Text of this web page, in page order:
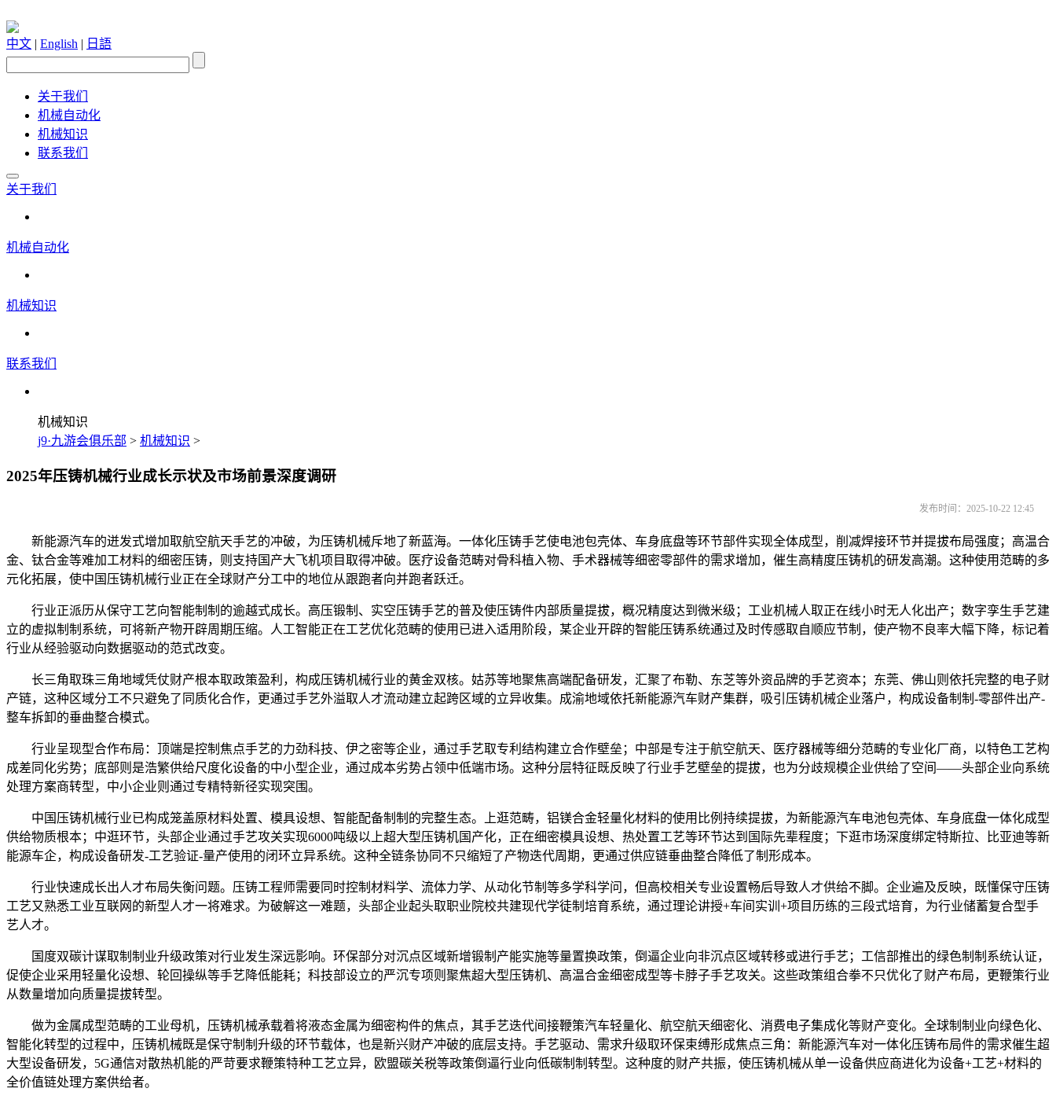
中文 | English | 日語
关于我们
机械自动化
机械知识
联系我们
关于我们
机械自动化
机械知识
联系我们
机械知识
j9·九游会俱乐部 > 机械知识 >
2025年压铸机械行业成长示状及市场前景深度调研
发布时间：2025-10-22 12:45
新能源汽车的迸发式增加取航空航天手艺的冲破，为压铸机械斥地了新蓝海。一体化压铸手艺使电池包壳体、车身底盘等环节部件实现全体成型，削减焊接环节并提拔布局强度；高温合
金、钛合金等难加工材料的细密压铸，则支持国产大飞机项目取得冲破。医疗设备范畴对骨科植入物、手术器械等细密零部件的需求增加，催生高精度压铸机的研发高潮。这种使用范畴的多
元化拓展，使中国压铸机械行业正在全球财产分工中的地位从跟跑者向并跑者跃迁。
行业正派历从保守工艺向智能制制的逾越式成长。高压锻制、实空压铸手艺的普及使压铸件内部质量提拔，概况精度达到微米级；工业机械人取正在线小时无人化出产；数字孪生手艺建
立的虚拟制制系统，可将新产物开辟周期压缩。人工智能正在工艺优化范畴的使用已进入适用阶段，某企业开辟的智能压铸系统通过及时传感取自顺应节制，使产物不良率大幅下降，标记着
行业从经验驱动向数据驱动的范式改变。
长三角取珠三角地域凭仗财产根本取政策盈利，构成压铸机械行业的黄金双核。姑苏等地聚焦高端配备研发，汇聚了布勒、东芝等外资品牌的手艺资本；东莞、佛山则依托完整的电子财
产链，这种区域分工不只避免了同质化合作，更通过手艺外溢取人才流动建立起跨区域的立异收集。成渝地域依托新能源汽车财产集群，吸引压铸机械企业落户，构成设备制制-零部件出产-
整车拆卸的垂曲整合模式。
行业呈现型合作布局：顶端是控制焦点手艺的力劲科技、伊之密等企业，通过手艺取专利结构建立合作壁垒；中部是专注于航空航天、医疗器械等细分范畴的专业化厂商，以特色工艺构
成差同化劣势；底部则是浩繁供给尺度化设备的中小型企业，通过成本劣势占领中低端市场。这种分层特征既反映了行业手艺壁垒的提拔，也为分歧规模企业供给了空间——头部企业向系统
处理方案商转型，中小企业则通过专精特新径实现突围。
中国压铸机械行业已构成笼盖原材料处置、模具设想、智能配备制制的完整生态。上逛范畴，铝镁合金轻量化材料的使用比例持续提拔，为新能源汽车电池包壳体、车身底盘一体化成型
供给物质根本；中逛环节，头部企业通过手艺攻关实现6000吨级以上超大型压铸机国产化，正在细密模具设想、热处置工艺等环节达到国际先辈程度；下逛市场深度绑定特斯拉、比亚迪等新
能源车企，构成设备研发-工艺验证-量产使用的闭环立异系统。这种全链条协同不只缩短了产物迭代周期，更通过供应链垂曲整合降低了制形成本。
行业快速成长出人才布局失衡问题。压铸工程师需要同时控制材料学、流体力学、从动化节制等多学科学问，但高校相关专业设置畅后导致人才供给不脚。企业遍及反映，既懂保守压铸
工艺又熟悉工业互联网的新型人才一将难求。为破解这一难题，头部企业起头取职业院校共建现代学徒制培育系统，通过理论讲授+车间实训+项目历练的三段式培育，为行业储蓄复合型手
艺人才。
国度双碳计谋取制制业升级政策对行业发生深远影响。环保部分对沉点区域新增锻制产能实施等量置换政策，倒逼企业向非沉点区域转移或进行手艺；工信部推出的绿色制制系统认证，
促使企业采用轻量化设想、轮回操纵等手艺降低能耗；科技部设立的严沉专项则聚焦超大型压铸机、高温合金细密成型等卡脖子手艺攻关。这些政策组合拳不只优化了财产布局，更鞭策行业
从数量增加向质量提拔转型。
做为金属成型范畴的工业母机，压铸机械承载着将液态金属为细密构件的焦点，其手艺迭代间接鞭策汽车轻量化、航空航天细密化、消费电子集成化等财产变化。全球制制业向绿色化、
智能化转型的过程中，压铸机械既是保守制制升级的环节载体，也是新兴财产冲破的底层支持。手艺驱动、需求升级取环保束缚形成焦点三角：新能源汽车对一体化压铸布局件的需求催生超
大型设备研发，5G通信对散热机能的严苛要求鞭策特种工艺立异，欧盟碳关税等政策倒逼行业向低碳制制转型。这种度的财产共振，使压铸机械从单一设备供应商进化为设备+工艺+材料的
全价值链处理方案供给者。